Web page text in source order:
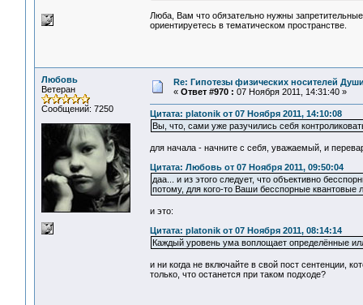
Люба, Вам что обязательно нужны
ориентируетесь в тематическом пространстве.
Любовь
Ветеран
Сообщений: 7250
Re: Гипотезы физических носителей
« Ответ #970 : 07 Ноября 2011, 14:31:40 »
Цитата: platonik от 07 Ноября 2011, 14:10:08
Вы, что, сами уже разучились себя
для начала - начните с себя, уважаемый, и
Цитата: Любовь от 07 Ноября 2011, 09:50:04
даа... и из этого следует, что объективно
потому, для кого-то Ваши бесспорные квантовые
и это:
Цитата: platonik от 07 Ноября 2011, 08:14:14
Каждый уровень ума воплощает определённые
и ни когда не включайте в свой пост сентенции,
только, что останется при таком подходе?